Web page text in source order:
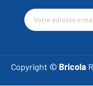
Copyright © Bricola